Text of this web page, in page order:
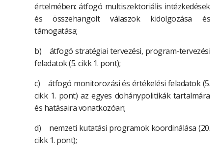
értelmében: átfogó multiszektoriális intézkedések
és összehangolt válaszok kidolgozása és
támogatása;
b) átfogó stratégiai tervezési, program-tervezési
feladatok (5. cikk 1. pont);
c) átfogó monitorozási és értékelési feladatok (5.
cikk 1. pont) az egyes dohánypolitikák tartalmára
és hatásaira vonatkozóan;
d) nemzeti kutatási programok koordinálása (20.
cikk 1. pont);